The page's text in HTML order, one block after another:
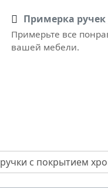
Примерка
Примерьте все
вашей мебели.
ручки с покрытием